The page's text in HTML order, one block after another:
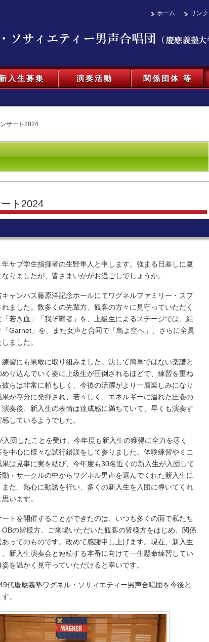
ホーム リンク
入生募集 演奏活動 関係団体 等
サート2024
ト2024
サブ学生指揮者の生野隼人と申します。強まる日差しに夏
りましたが、皆さまいかがお過ごしでしょうか。
ャンパス藤原洋記念ホールにてワグネルファミリー・スプ
ました。数多くの先輩方、観客の方々に見守っていただく
若き血」「我ぞ覇者」を、上級生によるステージでは、組
Garnet」を、また女声と合同で「鳥よ空へ」、さらに全員
ました。
習にも果敢に取り組みました。決して簡単ではない楽譜と
り込んでいく姿に上級生が圧倒されるほどで、練習を重ね
らは非常に頼もしく、今後の活躍がより一層楽しみになり
が存分に発揮され、若々しく、エネルギーに溢れた圧巻の
奏後、新入生の表情は達成感に満ちていて、早くも演奏す
しているようでした。
団したことを受け、今年度も新入生の獲得に全力を尽く
中心に様々な試行錯誤をして参りました。体験練習やミニ
は見事に実を結び、今年度も30名近くの新入生が入団して
・サークルの中からワグネル男声を選んでくれた新入生に
た、熱心に勧誘を行い、多くの新入生を入団に導いてくれ
います。
トを開催することができたのは、いつも多くの面で私たち
の皆様方、ご来場いただいた観客の皆様方をはじめ、関係
ってのものです。改めて感謝申し上げます。現在、新入生
新入生演奏会と連続する本番に向けて一生懸命練習してい
を温かく見守っていただけると幸いです。
代慶應義塾ワグネル・ソサィエティー男声合唱団を今後と
。